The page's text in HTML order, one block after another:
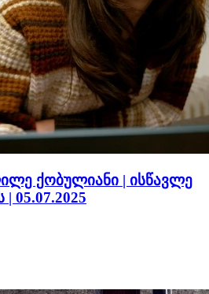
ქობულიანი | ისწავლე
05.07.2025